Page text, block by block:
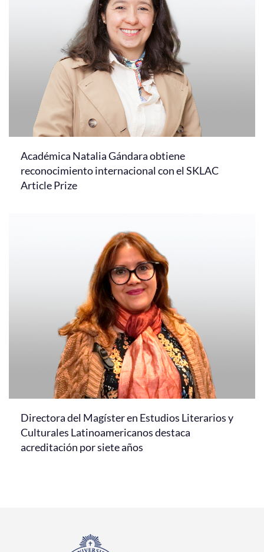
Académica Natalia Gándara obtiene
reconocimiento internacional con el SKLAC
Article Prize
Directora del Magíster en Estudios Literarios y
Culturales Latinoamericanos destaca
acreditación por siete años